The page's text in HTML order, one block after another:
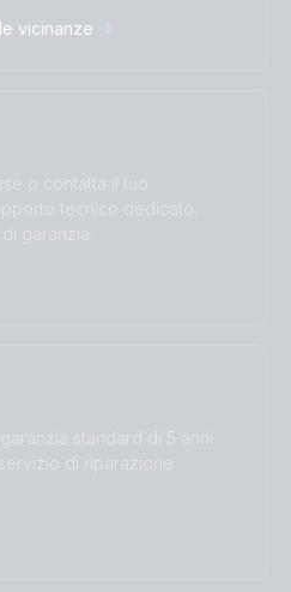
Français
Ελληνικά
Українська
vicinanze
o contatta il tuo
tecnico dedicato,
garanzia.
standard di 5 anni
di riparazione